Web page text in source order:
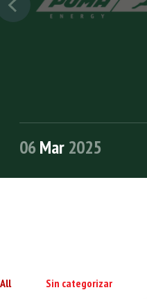
06 Mar 2025
All Sin categorizar
Categorías